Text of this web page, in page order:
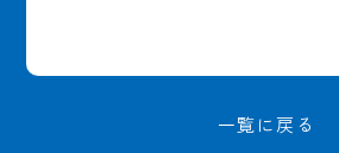
一覧に戻る